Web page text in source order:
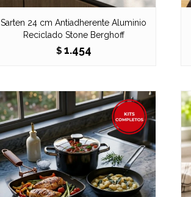
Sarten 24 cm Antiadherente Aluminio
Reciclado Stone Berghoff
$ 1.454